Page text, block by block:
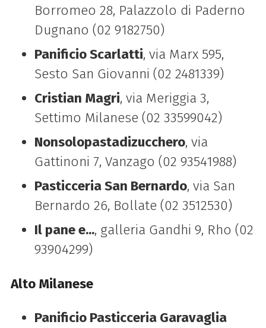
Borromeo 28, Palazzolo di Paderno
Dugnano (02 9182750)
Panificio Scarlatti, via Marx 595,
Sesto San Giovanni (02 2481339)
Cristian Magri, via Meriggia 3,
Settimo Milanese (02 33599042)
Nonsolopastadizucchero, via
Gattinoni 7, Vanzago (02 93541988)
Pasticceria San Bernardo, via San
Bernardo 26, Bollate (02 3512530)
Il pane e..., galleria Gandhi 9, Rho (02
93904299)
Alto Milanese
Panificio Pasticceria Garavaglia